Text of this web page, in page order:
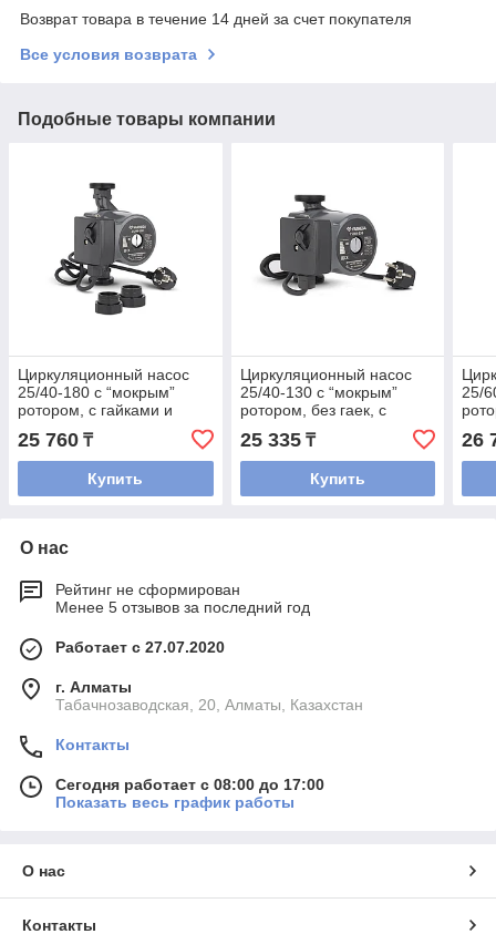
Возврат товара в течение 14 дней за счет покупателя
Все условия возврата
Подобные товары компании
Циркуляционный насос
25/40-180 с “мокрым”
ротором, с гайками и
кабелем, серия: VMCP01
25 760 ₸
Купить
Циркуляционный насос
25/40-130 с “мокрым”
ротором, без гаек, с
кабелем, серия: VMCP01
25 335₸
Купить
25/
26
О нас
Рейтинг не сформирован
Менее 5 отзывов за последний год
Работает с 27.07.2020
г. Алматы
Табачнозаводская, 20, Алматы, Казахстан
Контакты
Сегодня работает с 08:00 до 17:00
Показать весь график работы
О нас
Контакты